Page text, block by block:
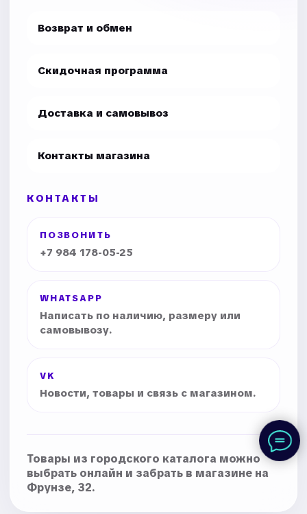
Возврат и обмен
Скидочная программа
Доставка и самовывоз
Контакты магазина
КОНТАКТЫ
ПОЗВОНИТЬ
+7 984 178-05-25
WHATSAPP
Написать по наличию, размеру или
самовывозу.
VK
Новости, товары и связь с магазином.
Товары из городского каталога можно
выбрать онлайн и забрать в магазине на
Фрунзе, 32.